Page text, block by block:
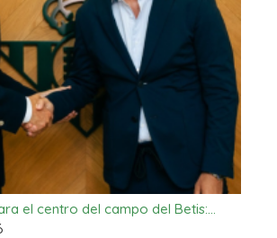
el centro del campo del Betis:…